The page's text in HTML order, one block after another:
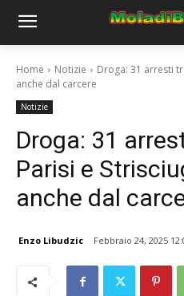
Home Notizie
Droga: 31 arresti
anche dal carcere
Notizie
Droga: 31
Parisi e
anche dal
Enzo Libudzic Febbraio 24, 2025